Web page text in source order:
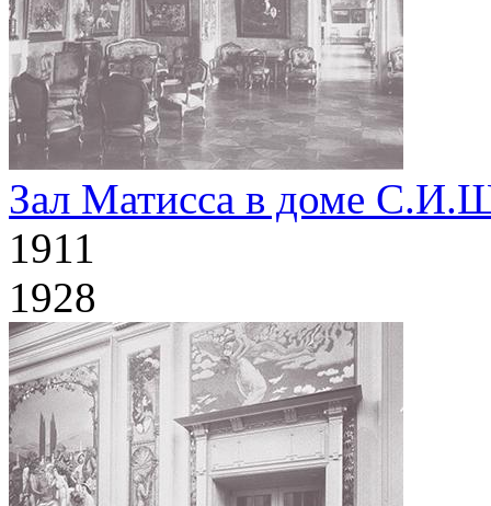
Зал Матисса в доме
1911
1928